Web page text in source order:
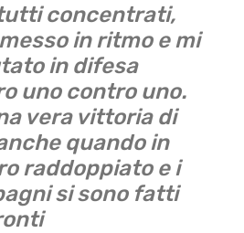
concentrati,
in ritmo e mi
in difesa
uno contro uno.
vera vittoria di
quando in
raddoppiato e i
si sono fatti